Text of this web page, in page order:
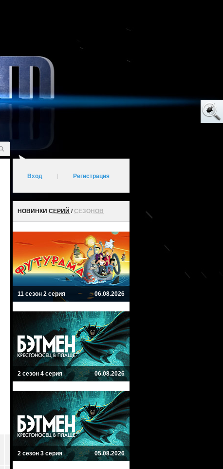
Вход Регистрация
НОВИНКИ СЕРИЙ /СЕЗОНОВ
11 сезон 2 серия 06.08.2026
2 сезон 4 серия 06.08.2026
2 сезон 3 серия 05.08.2026